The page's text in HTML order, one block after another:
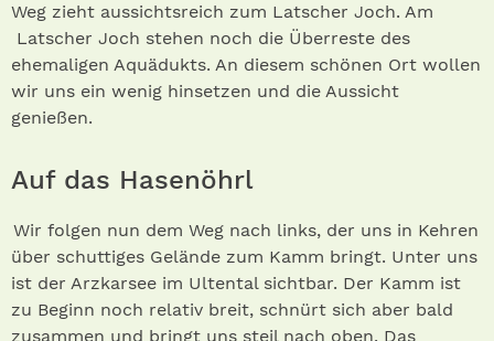
Weg zieht aussichtsreich zum Lat­scher Joch. Am
Latscher Joch stehen noch die Überreste des
ehemaligen Aquädukts. An diesem schönen Ort wollen
wir uns ein wenig hinsetzen und die Aussicht
genießen.
Auf das Hasenöhrl
Wir folgen nun dem Weg nach links, der uns in Kehren
über schuttiges Gelände zum Kamm bringt. Unter uns
ist der Arzkarsee im Ultental sichtbar. Der Kamm ist
zu Beginn noch relativ breit, schnürt sich aber bald
zusammen und bringt uns steil nach oben. Das